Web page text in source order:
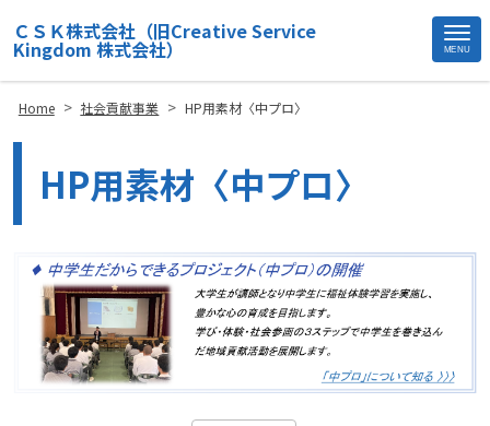
ＣＳＫ株式会社（旧Creative Service
Kingdom 株式会社） MENU
Home > 社会貢献事業 > HP用素材〈中プロ〉
HP用素材〈中プロ〉
Site
Footer